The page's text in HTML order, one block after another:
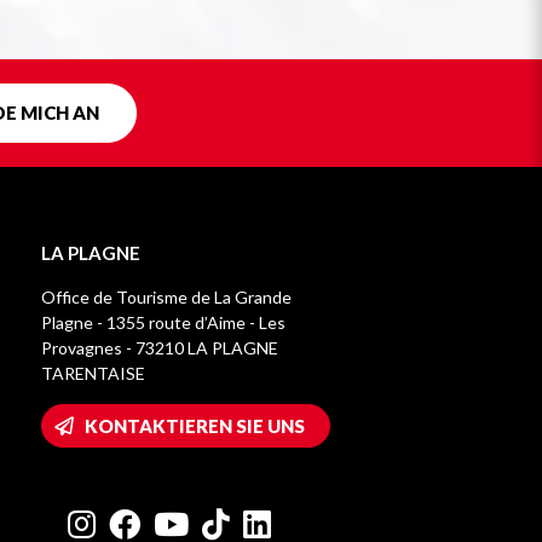
MICH AN
LA PLAGNE
Office de Tourisme de La Grande
Plagne - 1355 route d’Aime - Les
Provagnes - 73210 LA PLAGNE
TARENTAISE
KONTAKTIEREN SIE UNS